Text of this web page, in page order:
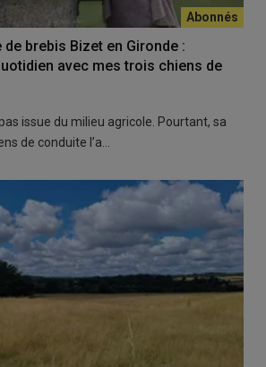
brebis Bizet en Gironde :
avec mes trois chiens de
issue du milieu agricole. Pourtant, sa
de conduite l’a…